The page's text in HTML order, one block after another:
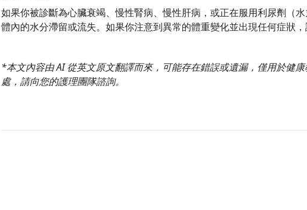
如果你被診斷為心臟衰竭、慢性腎病、慢性肝病，或正在服用利尿劑（
體內的水分滯留或流失。如果你注意到異常的體重變化並出現任何症狀，
*本文內容由 AI 從英文原文翻譯而來，可能存在錯誤或遺漏，僅用於健
處，請向您的護理團隊諮詢。